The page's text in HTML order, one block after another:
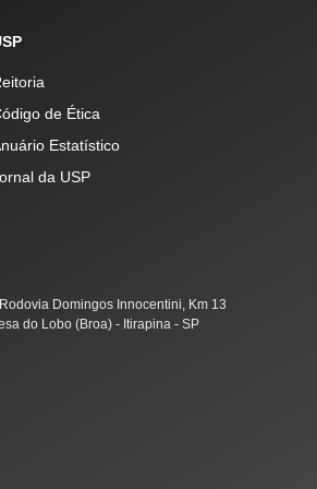
de Ética
Estatístico
da USP
Domingos Innocentini, Km 13
do Lobo (Broa) - Itirapina - SP